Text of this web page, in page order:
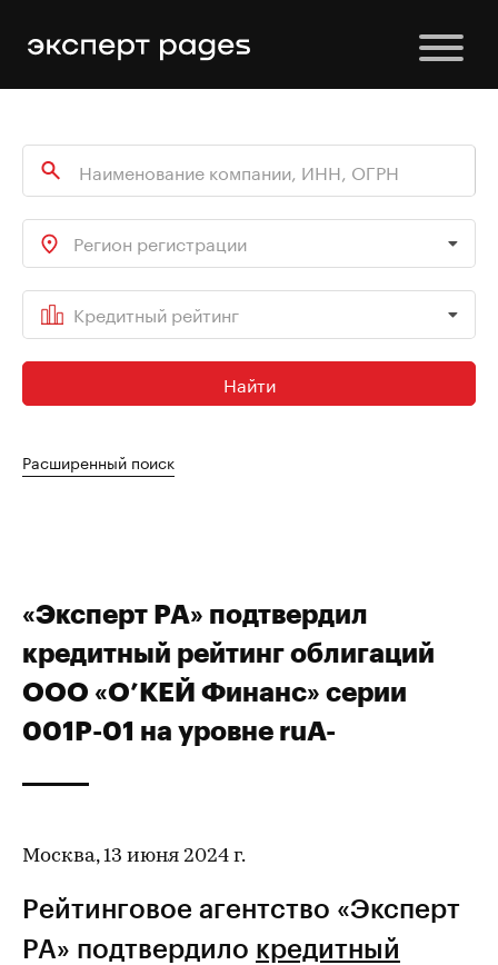
Регион регистрации
Кредитный рейтинг
Найти
Расширенный поиск
«Эксперт РА» подтвердил
кредитный рейтинг облигаций
ООО «О’КЕЙ Финанс» серии
001P-01 на уровне ruA-
Москва, 13 июня 2024 г.
Рейтинговое агентство «Эксперт
РА» подтвердило кредитный